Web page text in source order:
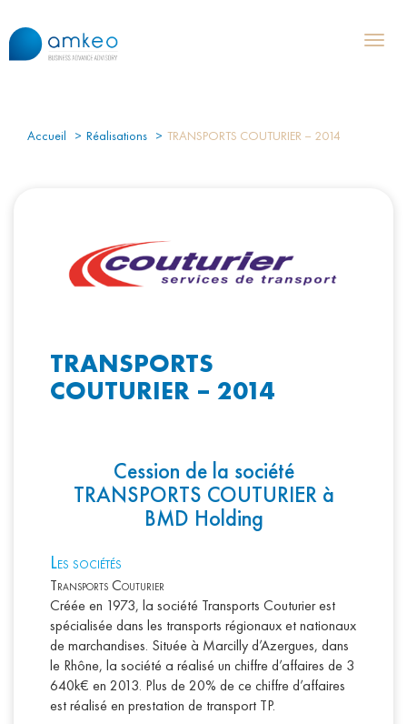
Accueil Réalisations TRANSPORTS COUTURIER – 2014
TRANSPORTS
COUTURIER – 2014
Cession de la société
TRANSPORTS COUTURIER à
BMD Holding
Les sociétés
Transports Couturier
Créée en 1973, la société Transports Couturier est
spécialisée dans les transports régionaux et nationaux
de marchandises. Située à Marcilly d’Azergues, dans
le Rhône, la société a réalisé un chiffre d’affaires de 3
640k€ en 2013. Plus de 20% de ce chiffre d’affaires
est réalisé en prestation de transport TP.